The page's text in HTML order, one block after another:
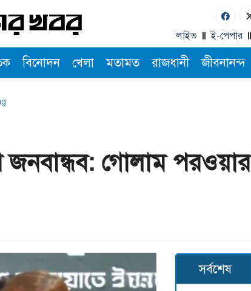
লাইভ ই-পেপার
বিনোদন খেলা মতামত রাজধানী জীবনানন্দ
জনবান্ধব: গোলাম পরওয়ার
সর্বশেষ